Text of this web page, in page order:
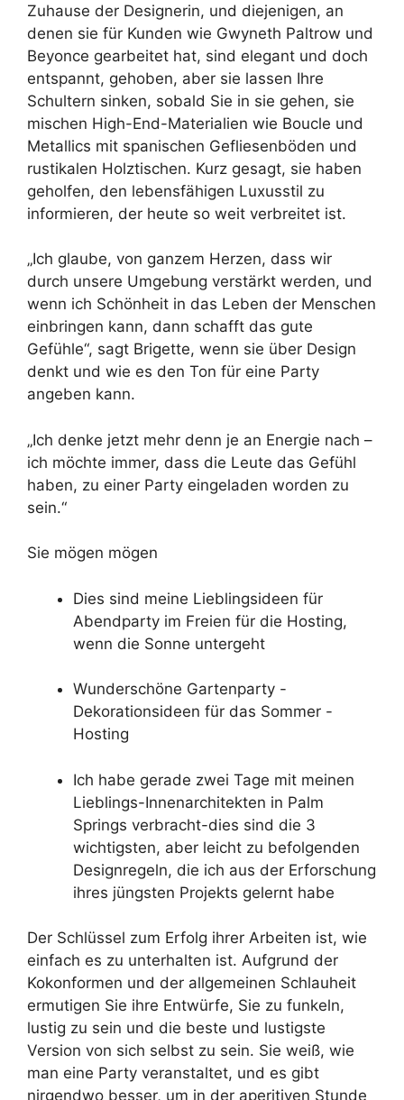
Zuhause der Designerin, und diejenigen, an
denen sie für Kunden wie Gwyneth Paltrow und
Beyonce gearbeitet hat, sind elegant und doch
entspannt, gehoben, aber sie lassen Ihre
Schultern sinken, sobald Sie in sie gehen, sie
mischen High-End-Materialien wie Boucle und
Metallics mit spanischen Gefliesenböden und
rustikalen Holztischen. Kurz gesagt, sie haben
geholfen, den lebensfähigen Luxusstil zu
informieren, der heute so weit verbreitet ist.
„Ich glaube, von ganzem Herzen, dass wir
durch unsere Umgebung verstärkt werden, und
wenn ich Schönheit in das Leben der Menschen
einbringen kann, dann schafft das gute
Gefühle“, sagt Brigette, wenn sie über Design
denkt und wie es den Ton für eine Party
angeben kann.
„Ich denke jetzt mehr denn je an Energie nach –
ich möchte immer, dass die Leute das Gefühl
haben, zu einer Party eingeladen worden zu
sein.“
Sie mögen mögen
Dies sind meine Lieblingsideen für
Abendparty im Freien für die Hosting,
wenn die Sonne untergeht
Wunderschöne Gartenparty -
Dekorationsideen für das Sommer -
Hosting
Ich habe gerade zwei Tage mit meinen
Lieblings-Innenarchitekten in Palm
Springs verbracht-dies sind die 3
wichtigsten, aber leicht zu befolgenden
Designregeln, die ich aus der Erforschung
ihres jüngsten Projekts gelernt habe
Der Schlüssel zum Erfolg ihrer Arbeiten ist, wie
einfach es zu unterhalten ist. Aufgrund der
Kokonformen und der allgemeinen Schlauheit
ermutigen Sie ihre Entwürfe, Sie zu funkeln,
lustig zu sein und die beste und lustigste
Version von sich selbst zu sein. Sie weiß, wie
man eine Party veranstaltet, und es gibt
nirgendwo besser, um in der aperitiven Stunde